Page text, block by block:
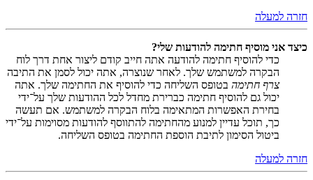
חזרה למעלה
כיצד אני מוסיף חתימה להודעות שלי?
כדי להוסיף חתימה להודעה אתה חייב קודם ליצור אחת דרך לוח
הבקרה למשתמש שלך. לאחר שנוצרה, אתה יכול לסמן את התיבה
צרף חתימה בטופס השליחה כדי להוסיף את החתימה שלך. אתה
יכול גם להוסיף חתימה כברירת מחדל לכל ההודעות שלך על־ידי
בחירת האפשרות המתאימה בלוח הבקרה למשתמש. אם תעשה
כך, תוכל עדיין למנוע מהחתימה להתווסף להודעות מסוימות על־ידי
ביטול הסימון לתיבת הוספת החתימה בטופס השליחה.
חזרה למעלה